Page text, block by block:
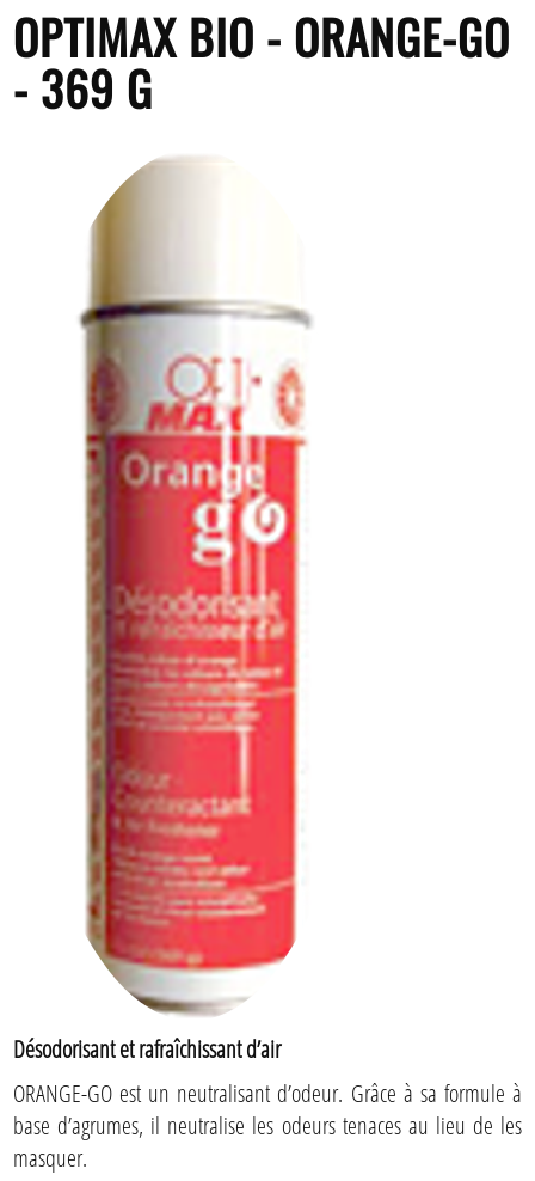
OPTIMAX BIO - ORANGE-GO
- 369 G
Désodorisant et rafraîchissant d’air
ORANGE-GO est un neutralisant d’odeur. Grâce à sa formule à
base d’agrumes, il neutralise les odeurs tenaces au lieu de les
masquer.